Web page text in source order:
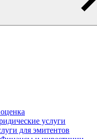
услуги
для эмитентов